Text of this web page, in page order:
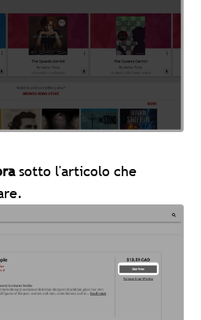
sotto l'articolo che